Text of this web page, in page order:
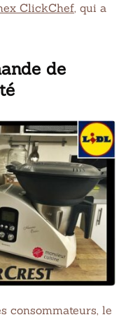
ClickChef, qui a
de
consommateurs, le